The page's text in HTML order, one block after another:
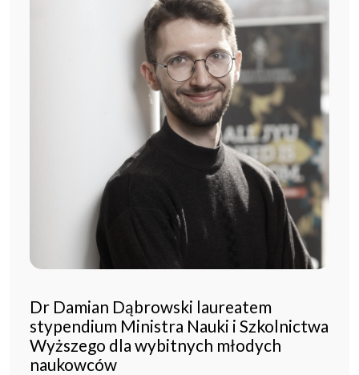
Dr Damian Dąbrowski laureatem
stypendium Ministra Nauki i Szkolnictwa
Wyższego dla wybitnych młodych
naukowców